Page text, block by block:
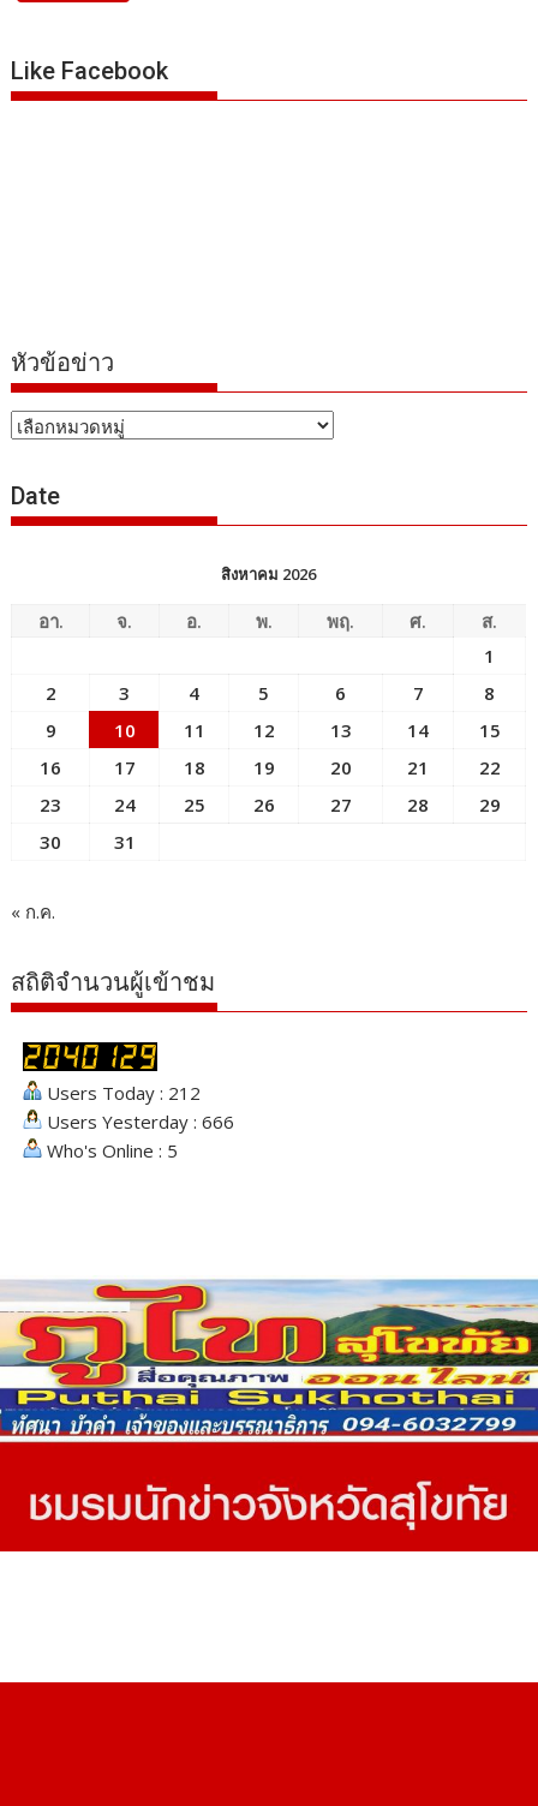
Like Facebook
หัวข้อข่าว
หัวข้อ
Date
สิงหาคม 2026
อา. จ. อ. พ. พฤ. ศ.
ส.
1
2
3 4 5 6 7
8
9
10 11 12 13 14
15
16
17 18 19 20 21
22
23
24 25 26 27 28
29
30
31
« ก.ค.
สถิติจำนวนผู้เข้าชม
Users Today : 212
Users Yesterday : 666
Who's Online : 5